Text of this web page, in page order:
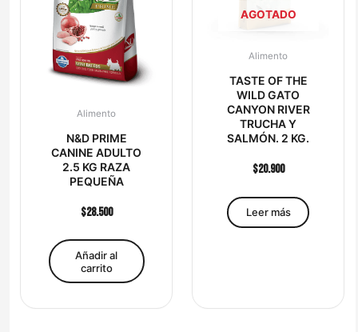
Alimento
N&D PRIME
CANINE ADULTO
2.5 KG RAZA
PEQUEÑA
$28.500
Añadir al
carrito
AGOTADO
Alimento
TASTE OF THE
WILD GATO
CANYON RIVER
TRUCHA Y
SALMÓN. 2 KG.
$20.900
Leer más